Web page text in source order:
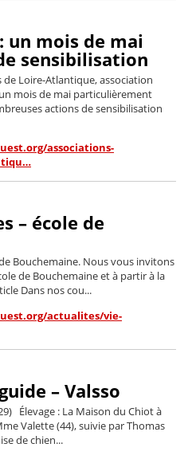
un mois de mai
sensibilisation
de Loire-Atlantique, association
mois de mai particulièrement
actions de sensibilisation
associations-
– école de
Bouchemaine. Nous vous invitons
de Bouchemaine et à partir à la
Dans nos cou...
actualites/vie-
– Valsso
Élevage : La Maison du Chiot à
Valette (44), suivie par Thomas
de chien...